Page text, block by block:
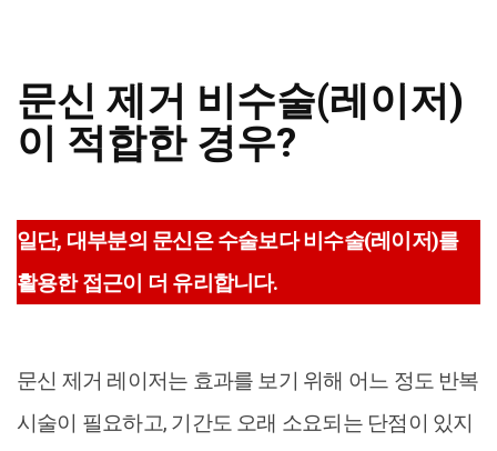
문신 제거 비수술(레이저)
이 적합한 경우?
일단, 대부분의 문신은 수술보다 비수술(레이저)를
활용한 접근이 더 유리합니다.
문신 제거 레이저는 효과를 보기 위해 어느 정도 반복
시술이 필요하고, 기간도 오래 소요되는 단점이 있지